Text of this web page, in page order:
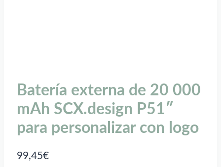
Batería externa de 20 000
mAh SCX.design P51″
para personalizar con logo
99,45€